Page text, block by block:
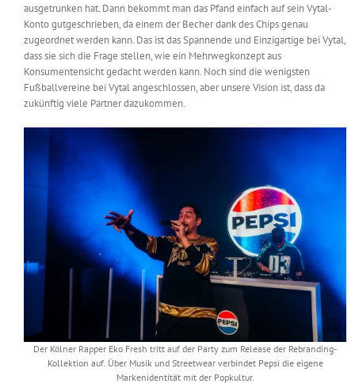
ausgetrunken hat. Dann bekommt man das Pfand einfach auf sein Vytal-
Konto gutgeschrieben, da einem der Becher dank des Chips genau
zugeordnet werden kann. Das ist das Spannende und Einzigartige bei Vytal,
dass sie sich die Frage stellen, wie ein Mehrwegkonzept aus
Konsumentensicht gedacht werden kann. Noch sind die wenigsten
Fußballvereine bei Vytal angeschlossen, aber unsere Vision ist, dass da
zukünftig viele Partner dazukommen.
Der Kölner Rapper Eko Fresh tritt auf der Party zum Release der Rebranding-
Kollektion auf. Über Musik und Streetwear verbindet Pepsi die eigene
Markenidentität mit der Popkultur.